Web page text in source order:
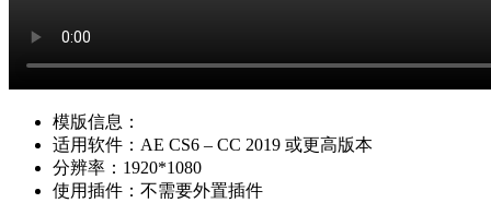
模版信息：
适用软件：AE CS6 – CC 2019 或更高版本
分辨率：1920*1080
使用插件：不需要外置插件